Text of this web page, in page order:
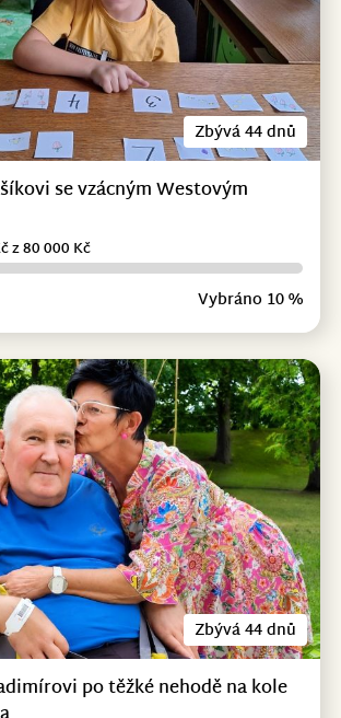
Zbývá 44 dnů
se vzácným Westovým
Vybráno 10 %
z 80 000 Kč
Zbývá 44 dnů
po těžké nehodě na kole